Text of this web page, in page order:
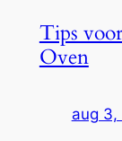
Tips
Oven
aug 3,